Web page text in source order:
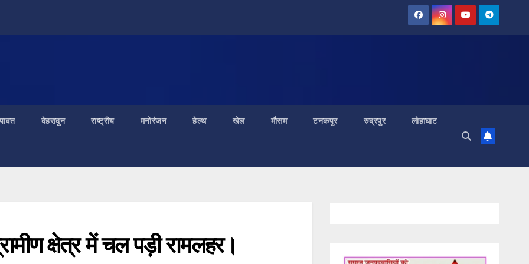
देहरादून राष्ट्रीय मनोरंजन हेल्थ खेल मौसम टनकपुर रुद्रपुर लोहाघाट
क्षेत्र में चल पड़ी रामलहर।